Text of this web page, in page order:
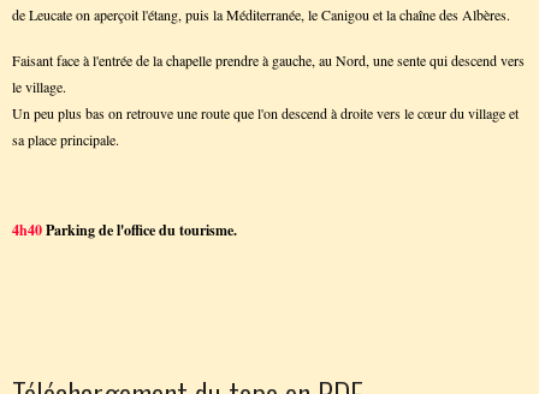
de Leucate on aperçoit l'étang, puis la Méditerranée, le Canigou et la chaîne des Albères.
Faisant face à l'entrée de la chapelle prendre à gauche, au Nord, une sente qui descend vers
le village.
Un peu plus bas on retrouve une route que l'on descend à droite vers le cœur du village et
sa place principale.
4h40Parking de l'office du tourisme.